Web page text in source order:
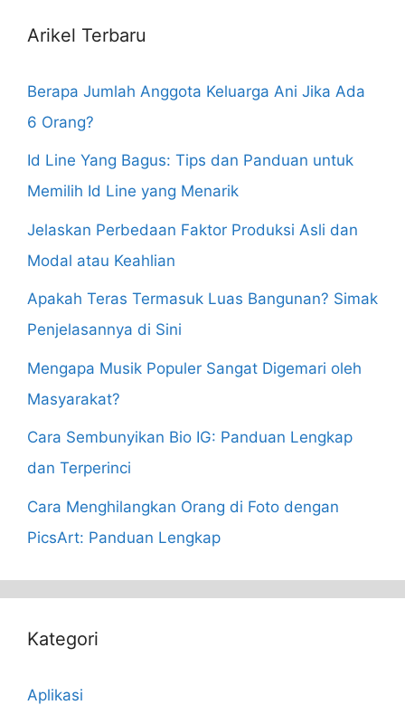
Arikel Terbaru
Berapa Jumlah Anggota Keluarga Ani Jika Ada
6 Orang?
Id Line Yang Bagus: Tips dan Panduan untuk
Memilih Id Line yang Menarik
Jelaskan Perbedaan Faktor Produksi Asli dan
Modal atau Keahlian
Apakah Teras Termasuk Luas Bangunan? Simak
Penjelasannya di Sini
Mengapa Musik Populer Sangat Digemari oleh
Masyarakat?
Cara Sembunyikan Bio IG: Panduan Lengkap
dan Terperinci
Cara Menghilangkan Orang di Foto dengan
PicsArt: Panduan Lengkap
Kategori
Aplikasi